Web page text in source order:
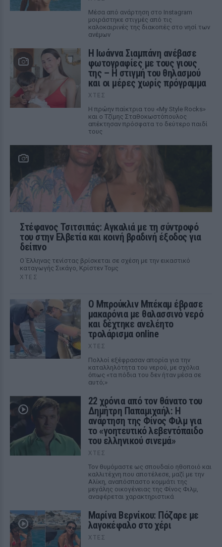
Μέσα από ανάρτηση στο Instagram
μοιράστηκε στιγμές από τις
καλοκαιρινές της διακοπές στο νησί των
ανέμων
H Ιωάννα Σιαμπάνη ανέβασε
φωτογραφίες με τους γιους
της – Η στιγμή του θηλασμού
και οι μέρες χωρίς πρόγραμμα
ΧΤΕΣ
Η πρώην παίκτρια του «My Style Rocks»
και ο Τζίμης Σταθοκωστόπουλος
απέκτησαν πρόσφατα το δεύτερο παιδί
τους
Στέφανος Τσιτσιπάς: Αγκαλιά με τη σύντροφό
του στην Ελβετία και κοινή βραδινή έξοδος για
δείπνο
Ο Έλληνας τενίστας βρίσκεται σε σχέση με την εικαστικό
καταγωγής Σικάγο, Κρίστεν Τομς
ΧΤΕΣ
Ο Μπρούκλιν Μπέκαμ έβρασε
μακαρόνια με θαλασσινό νερό
και δέχτηκε ανελέητο
τρολάρισμα online
ΧΤΕΣ
Πολλοί εξέφρασαν απορία για την
καταλληλότητα του νερού, με σχόλια
όπως «τα πόδια του δεν ήταν μέσα σε
αυτό;»
22 χρόνια από τον θάνατο του
Δημήτρη Παπαμιχαήλ: Η
ανάρτηση της Φίνος Φιλμ για
το «γοητευτικό λεβεντόπαιδο
του ελληνικού σινεμά»
ΧΤΕΣ
Τον θυμόμαστε ως σπουδαίο ηθοποιό και
καλλιτέχνη που αποτέλεσε, μαζί με την
Αλίκη, αναπόσπαστο κομμάτι της
μεγάλης οικογένειας της Φίνος Φιλμ,
αναφέρεται χαρακτηριστικά
Μαρίνα Βερνίκου: Πόζαρε με
λαγοκέφαλο στο χέρι
ΧΤΕΣ